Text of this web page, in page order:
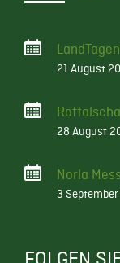
21 August
28 August
Norla
3